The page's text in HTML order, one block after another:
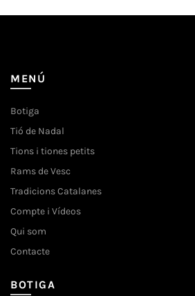
MENÚ
Botiga
Tió de Nadal
Tions i tiones petits
Rams de Vesc
Tradicions Catalanes
Compte i Vídeos
Qui som
Contacte
BOTIGA